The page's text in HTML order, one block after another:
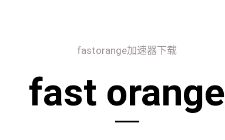
fastorange加速器下载
fast orange